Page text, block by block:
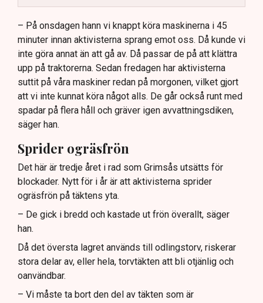
Dialogpolisen på plats står maktlös inför
aktivisternas handlingar.
Frågor kvarstår om finansiering av illegal aktivism.
– På onsdagen hann vi knappt köra maskinerna i 45
minuter innan aktivisterna sprang emot oss. Då kunde vi
inte göra annat än att gå av. Då passar de på att klättra
upp på traktorerna. Sedan fredagen har aktivisterna
suttit på våra maskiner redan på morgonen, vilket gjort
att vi inte kunnat köra något alls. De går också runt med
spadar på flera håll och gräver igen avvattningsdiken,
säger han.
Sprider ogräsfrön
Det här är tredje året i rad som Grimsås utsätts för
blockader. Nytt för i år är att aktivisterna sprider
ogräsfrön på täktens yta.
– De gick i bredd och kastade ut frön överallt, säger
han.
Då det översta lagret används till odlingstorv, riskerar
stora delar av, eller hela, torvtäkten att bli otjänlig och
oanvändbar.
– Vi måste ta bort den del av täkten som är